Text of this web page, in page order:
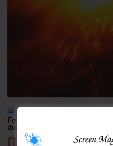
Δημοφιλή
Γουατεμάλα: Σε ύφεση η
Φουέγο – 1.700 άνθρωποι